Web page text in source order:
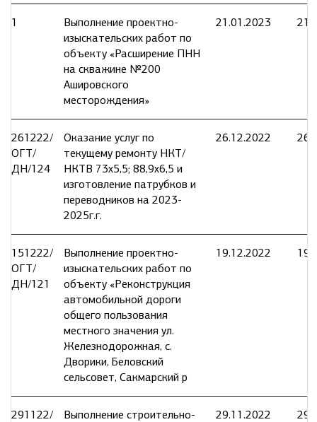
1
Выполнение проектно-
изыскательских работ по
объекту «Расширение ПНН
на скважине №200
Ашировского
месторождения»
21.01.2023
261222/
ОГТ/
ДН/124
Оказание услуг по
текущему ремонту НКТ/
НКТВ 73х5,5; 88,9х6,5 и
изготовление патрубков и
переводников на 2023-
2025г.г.
26.12.2022
151222/
ОГТ/
ДН/121
Выполнение проектно-
изыскательских работ по
объекту «Реконструкция
автомобильной дороги
общего пользования
местного значения ул.
Железнодорожная, с.
Дворики, Беловский
сельсовет, Сакмарский р
19.12.2022
291122/
Выполнение строительно-
29.11.2022